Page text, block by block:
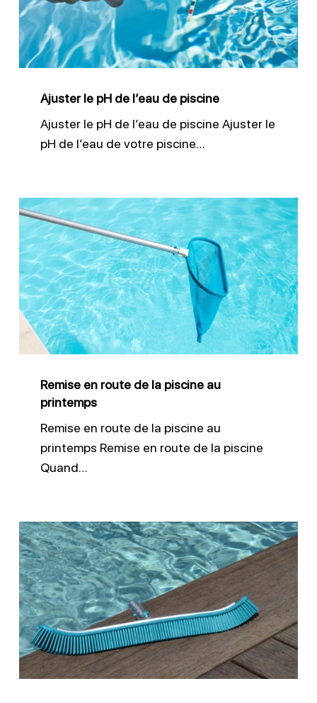
l’eau
de
piscine
Ajuster le pH de l’eau de piscine
Ajuster le pH de l’eau de piscine Ajuster le
pH de l’eau de votre piscine…
Remise
en
route
de
la
piscine
Remise en route de la piscine au
printemps
Remise en route de la piscine au
printemps Remise en route de la piscine
Quand…
Brosser
les
parois
et
ligne
d’eau
piscine